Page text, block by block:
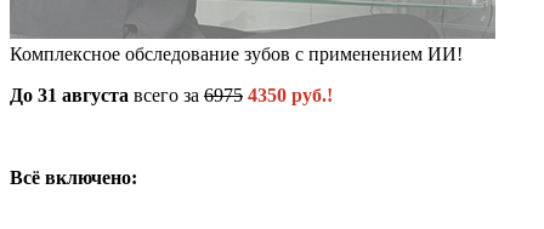
Комплексное обследование зубов с применением ИИ!
До 31 августа всего за 6975 4350 руб.!
Всё включено: